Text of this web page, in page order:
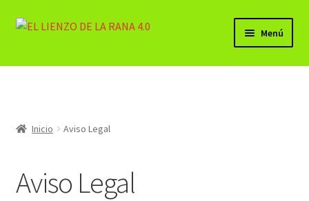
Ir
Ir
Menú
BELLAS ARTES (PRODUCTOS)
Carrito
Inicio Aviso Legal
Aviso Legal